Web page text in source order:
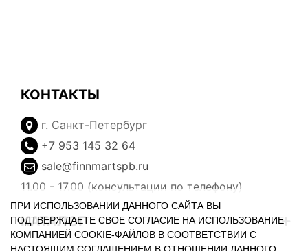
КОНТАКТЫ
г. Санкт-Петербург
+7 953 145 32 64
sale@finnmartspb.ru
11.00 - 17.00 (консультации по телефону)
КАТАЛОГ
ПРИ ИСПОЛЬЗОВАНИИ ДАННОГО САЙТА ВЫ
ПОДТВЕРЖДАЕТЕ СВОЕ СОГЛАСИЕ НА ИСПОЛЬЗОВАНИЕ
КОМПАНИЕЙ COOKIE-ФАЙЛОВ В СООТВЕТСТВИИ С